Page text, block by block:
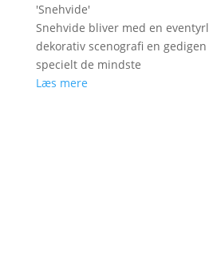
'Snehvide'
Snehvide bliver med en
dekorativ scenografi en
specielt de mindste
Læs mere